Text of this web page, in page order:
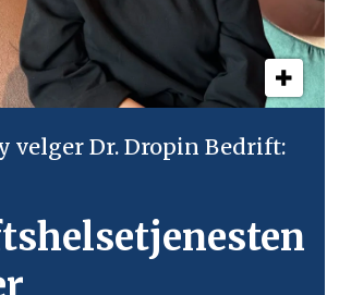
velger Dr. Dropin Bedrift: